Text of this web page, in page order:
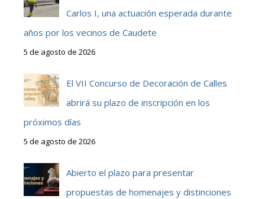
Carlos I, una actuación esperada durante
años por los vecinos de Caudete
5 de agosto de 2026
El VII Concurso de Decoración de Calles
abrirá su plazo de inscripción en los
próximos días
5 de agosto de 2026
Abierto el plazo para presentar
propuestas de homenajes y distinciones